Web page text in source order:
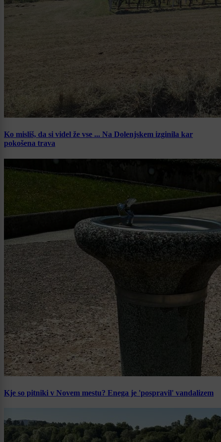
Ko misliš, da si videl že vse ... Na Dolenjskem izginila kar
pokošena trava
Kje so pitniki v Novem mestu? Enega je 'pospravil' vandalizem